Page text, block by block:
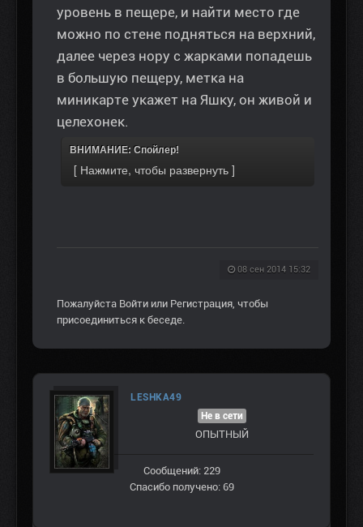
уровень в пещере, и найти место где
можно по стене подняться на верхний,
далее через нору с жарками попадешь
в большую пещеру, метка на
миникарте укажет на Яшку, он живой и
целехонек.
ВНИМАНИЕ: Спойлер!
08 сен 2014 15:32
Пожалуйста Войти или Регистрация, чтобы
присоединиться к беседе.
LESHKA49
Не в сети
ОПЫТНЫЙ
Сообщений: 229
Спасибо получено: 69